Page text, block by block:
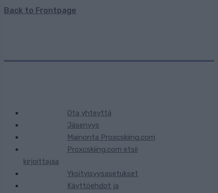
Back to Frontpage
Ota yhteyttä
Jäsenyys
Mainonta Proxcskiing.com
Proxcskiing.com etsii
kirjoittajaa
Yksityisyysasetukset
Käyttöehdot ja